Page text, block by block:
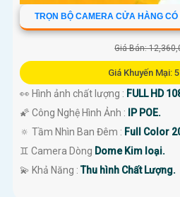
TRỌN BỘ CAMERA CỬA HÀNG
Giá Bán:
Giá Khuyến Mại:
👀 Hình ảnh chất lượng : FULL HD
🌠 Công Nghệ Hình Ảnh :
IP POE.
🔅 Tầm Nhìn Ban Đêm : Full Color
♊ Camera Dòng Dome Kim loại.
️💫 Khả Năng :Thu hình Chất Lượng.